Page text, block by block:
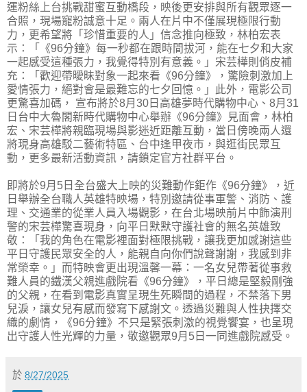
運粉絲上台挑戰甜蜜互動橋段，映後更安排與所有觀眾逐一
合照，現場寵粉誠意十足。兩人在片中不僅展現極限行動
力，更希望將「珍惜重要的人」信念推向極致，林柏宏表
示：「《96分鐘》每一秒都在跟時間拔河，能在七夕和大家
一起感受這種張力，我覺得特別有意義。」宋芸樺則俏皮補
充：「歡迎帶曖昧對象一起來看《96分鐘》，驚險刺激加上
愛情張力，絕對會是最難忘的七夕回憶。」此外，電影公司
更驚喜加碼， 宣布將於8月30日高雄夢時代購物中心、8月31
日台中大魯閣新時代購物中心舉辦《96分鐘》見面會，林柏
宏、宋芸樺將親臨現場與影迷近距離互動，當日傍晚兩人還
將現身高雄駁二藝術特區、台中逢甲夜市，與逛街民眾互
動，更多最新活動資訊，請鎖定官方社群平台。
即將於9月5日全台盛大上映的災難動作鉅作《96分鐘》，近
日舉辦全台職人英雄特映場，特別邀請從事軍警、消防、護
理、交通業的從業人員入場觀影，在台北場映前片中飾演刑
警的宋芸樺驚喜現身，向平日默默守護社會的無名英雄致
敬：「我的角色在電影裡面對極限挑戰，讓我更加感謝這些
平日守護民眾安全的人，能親自向你們說聲謝謝，我感到非
常榮幸。」而特映會更出現溫馨一幕：一名女兒帶著從事救
難人員的鐵漢父親進戲院看《96分鐘》，平日總是堅毅剛強
的父親，在看到電影真實呈現生死瞬間的過程，不禁落下男
兒淚，讓女兒有感而發寫下感謝文。透過災難與人性抉擇交
織的劇情，《96分鐘》不只是緊張刺激的視覺饗宴，也呈現
出守護人性光輝的力量，敬邀觀眾9月5日一同進戲院感受。
於 8/27/2025